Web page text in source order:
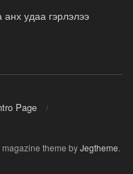
удаа гэрлэлээ
Page
theme byJegtheme.